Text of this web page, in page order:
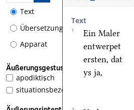
Text
Übersetzung
Apparat
Äußerungsgestus
1
apodiktisch
situationsbezogen
Text
1
Ein Maler
entwerpet
ersten, dat
ys ja,